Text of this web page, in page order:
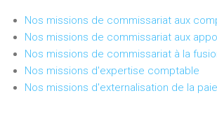
Nos missions de commissariat aux
Nos missions de commissariat aux
Nos missions de commissariat à la
Nos missions d'expertise comptable
Nos missions d'externalisation de la paie